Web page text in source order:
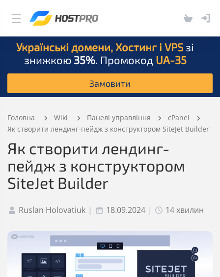
Українські домени, Хостинг і VPS зі
знижкою 35%. Промокод UA-35
Замовити
Головна Wiki Панелі управління
сPanel
Як створити лендинг-пейдж з конструктором SiteJet Builder
Як створити лендинг-
пейдж з конструктором
SiteJet Builder
Ruslan Holovatiuk | 18.09.2024 | 14 хвилин